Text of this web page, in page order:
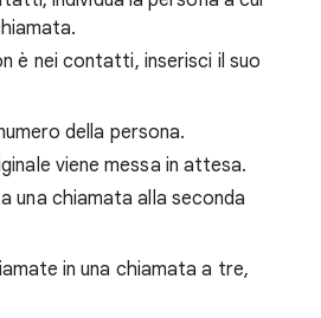
è nei contatti, inserisci il suo
della persona.
viene messa in attesa.
una chiamata alla seconda
in una chiamata a tre,